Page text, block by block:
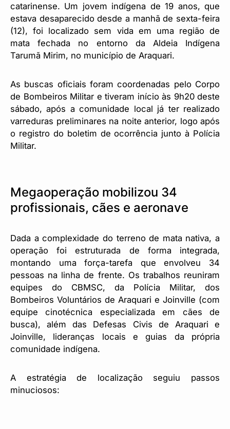
catarinense. Um jovem indígena de 19 anos, que
estava desaparecido desde a manhã de sexta-feira
(12), foi localizado sem vida em uma região de
mata fechada no entorno da Aldeia Indígena
Tarumã Mirim, no município de Araquari.
As buscas oficiais foram coordenadas pelo Corpo
de Bombeiros Militar e tiveram início às 9h20 deste
sábado, após a comunidade local já ter realizado
varreduras preliminares na noite anterior, logo após
o registro do boletim de ocorrência junto à Polícia
Militar.
Megaoperação mobilizou 34
profissionais, cães e aeronave
Dada a complexidade do terreno de mata nativa, a
operação foi estruturada de forma integrada,
montando uma força-tarefa que envolveu 34
pessoas na linha de frente. Os trabalhos reuniram
equipes do CBMSC, da Polícia Militar, dos
Bombeiros Voluntários de Araquari e Joinville (com
equipe cinotécnica especializada em cães de
busca), além das Defesas Civis de Araquari e
Joinville, lideranças locais e guias da própria
comunidade indígena.
A estratégia de localização seguiu passos
minuciosos: